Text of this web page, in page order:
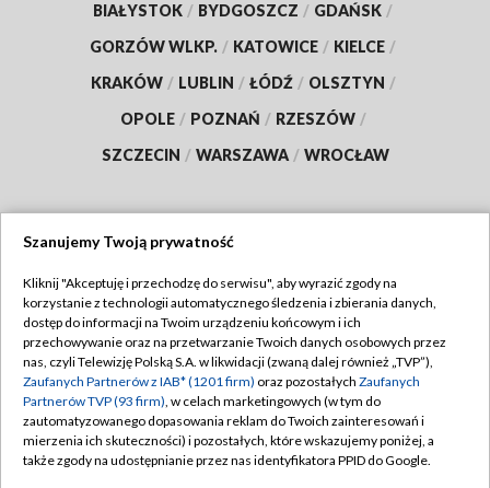
BIAŁYSTOK / BYDGOSZCZ / GDAŃSK /
GORZÓW WLKP. / KATOWICE / KIELCE /
KRAKÓW / LUBLIN / ŁÓDŹ / OLSZTYN /
OPOLE / POZNAŃ / RZESZÓW /
SZCZECIN / WARSZAWA / WROCŁAW
TVP
Abonament TVP
Emisja w TVP
Centrum informacji TVP
Naziemna Telewizja Cyfrowa
Regulamin TVP
Polityka prywatności
Moje zgody
Pomoc
Szanujemy Twoją prywatność
Kliknij "Akceptuję i przechodzę do serwisu", aby wyrazić zgody na
korzystanie z technologii automatycznego śledzenia i zbierania danych,
dostęp do informacji na Twoim urządzeniu końcowym i ich
przechowywanie oraz na przetwarzanie Twoich danych osobowych przez
nas, czyli Telewizję Polską S.A. w likwidacji (zwaną dalej również „TVP”),
Zaufanych Partnerów z IAB* (1201 firm) oraz pozostałych Zaufanych
Partnerów TVP (93 firm), w celach marketingowych (w tym do
zautomatyzowanego dopasowania reklam do Twoich zainteresowań i
mierzenia ich skuteczności) i pozostałych, które wskazujemy poniżej, a
także zgody na udostępnianie przez nas identyfikatora PPID do Google.